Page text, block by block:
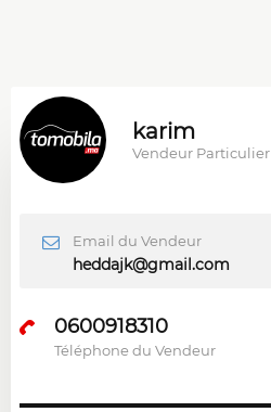
karim
Vendeur Particulier
Email du Vendeur
heddajk@gmail.com
0600918310
Téléphone du Vendeur